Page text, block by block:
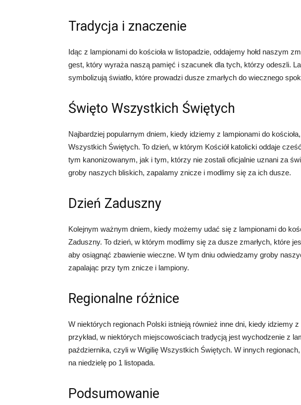
Tradycja i znaczenie
Idąc z lampionami do kościoła w listopadzie, oddajemy hołd naszym
gest, który wyraża naszą pamięć i szacunek dla tych, którzy odeszli.
symbolizują światło, które prowadzi dusze zmarłych do wiecznego
Święto Wszystkich Świętych
Najbardziej popularnym dniem, kiedy idziemy z lampionami do
Wszystkich Świętych. To dzień, w którym Kościół katolicki oddaje
tym kanonizowanym, jak i tym, którzy nie zostali oficjalnie uznani za
groby naszych bliskich, zapalamy znicze i modlimy się za ich dusze.
Dzień Zaduszny
Kolejnym ważnym dniem, kiedy możemy udać się z lampionami do
Zaduszny. To dzień, w którym modlimy się za dusze zmarłych, które
aby osiągnąć zbawienie wieczne. W tym dniu odwiedzamy groby
zapalając przy tym znicze i lampiony.
Regionalne różnice
W niektórych regionach Polski istnieją również inne dni, kiedy idziemy z
przykład, w niektórych miejscowościach tradycją jest wychodzenie z
października, czyli w Wigilię Wszystkich Świętych. W innych
na niedzielę po 1 listopada.
Podsumowanie